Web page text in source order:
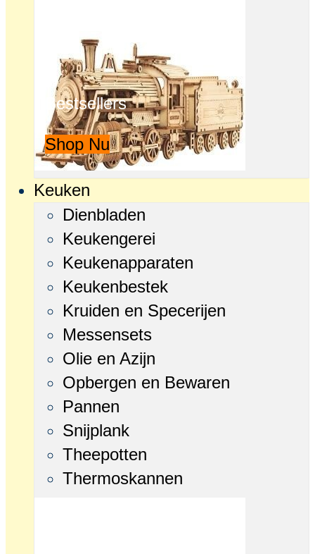
Bestsellers
Shop Nu
Keuken
Dienbladen
Keukengerei
Keukenapparaten
Keukenbestek
Kruiden en Specerijen
Messensets
Olie en Azijn
Opbergen en Bewaren
Pannen
Snijplank
Theepotten
Thermoskannen